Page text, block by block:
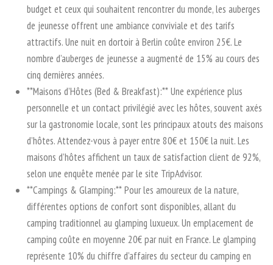
budget et ceux qui souhaitent rencontrer du monde, les auberges
de jeunesse offrent une ambiance conviviale et des tarifs
attractifs. Une nuit en dortoir à Berlin coûte environ 25€. Le
nombre d’auberges de jeunesse a augmenté de 15% au cours des
cinq dernières années.
**Maisons d’Hôtes (Bed & Breakfast):** Une expérience plus
personnelle et un contact privilégié avec les hôtes, souvent axés
sur la gastronomie locale, sont les principaux atouts des maisons
d’hôtes. Attendez-vous à payer entre 80€ et 150€ la nuit. Les
maisons d’hôtes affichent un taux de satisfaction client de 92%,
selon une enquête menée par le site TripAdvisor.
**Campings & Glamping:** Pour les amoureux de la nature,
différentes options de confort sont disponibles, allant du
camping traditionnel au glamping luxueux. Un emplacement de
camping coûte en moyenne 20€ par nuit en France. Le glamping
représente 10% du chiffre d’affaires du secteur du camping en